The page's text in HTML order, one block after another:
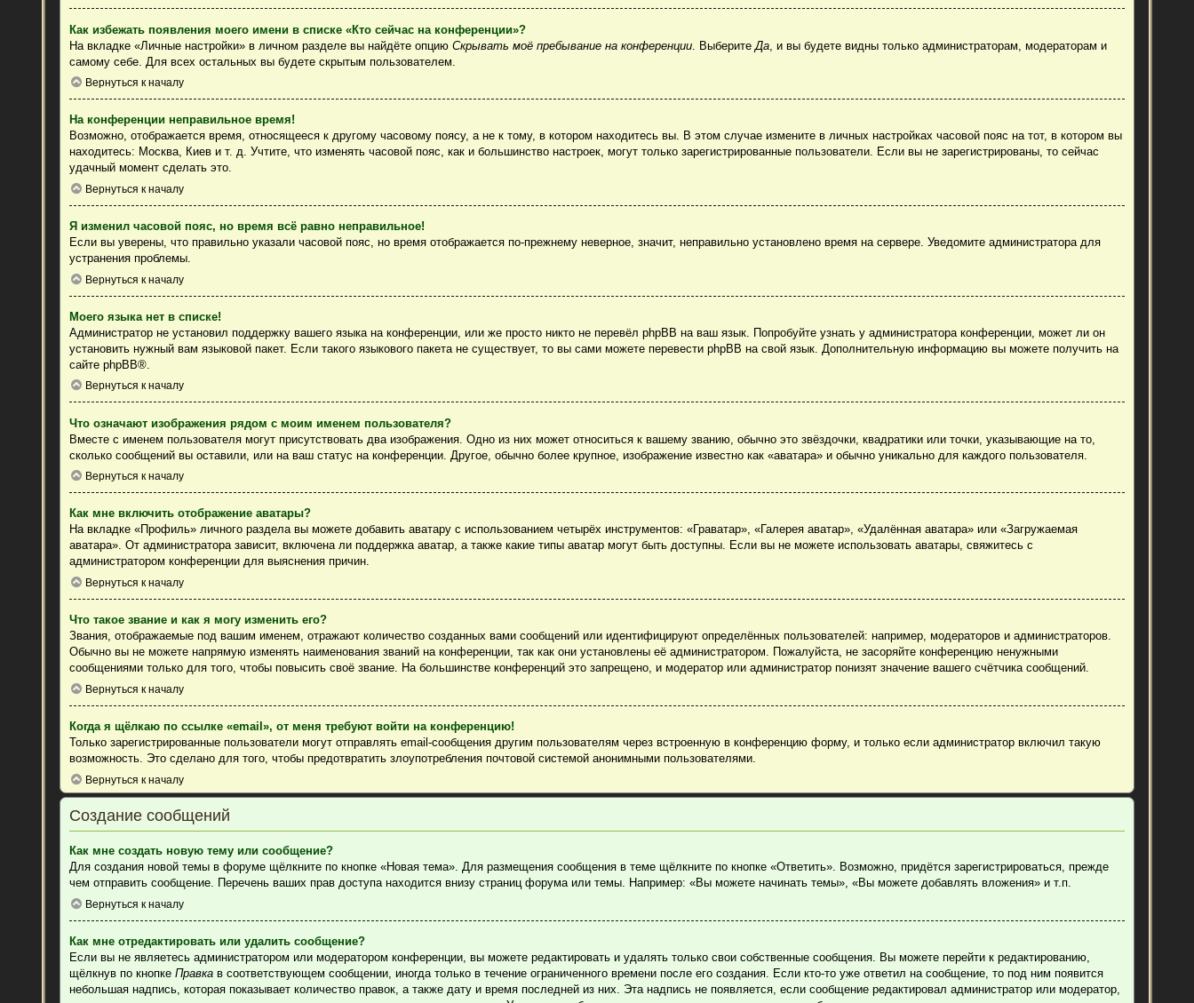
Как избежать появления моего имени в списке «Кто сейчас на конференции»?
На вкладке «Личные настройки» в личном разделе вы найдёте опциюСкрывать моё пребывание на конференции . ВыберитеДа , и вы будете видны только администраторам, модераторам и
самому себе. Для всех остальных вы будете скрытым пользователем.
Вернуться к началу
На конференции неправильное время!
Возможно, отображается время, относящееся к другому часовому поясу, а не к тому, в котором находитесь вы. В этом случае измените в личных настройках часовой пояс на тот, в котором вы
находитесь: Москва, Киев и т. д. Учтите, что изменять часовой пояс, как и большинство настроек, могут только зарегистрированные пользователи. Если вы не зарегистрированы, то сейчас
удачный момент сделать это.
Вернуться к началу
Я изменил часовой пояс, но время всё равно неправильное!
Если вы уверены, что правильно указали часовой пояс, но время отображается по-прежнему неверное, значит, неправильно установлено время на сервере. Уведомите администратора для
устранения проблемы.
Вернуться к началу
Моего языка нет в списке!
Администратор не установил поддержку вашего языка на конференции, или же просто никто не перевёл phpBB на ваш язык. Попробуйте узнать у администратора конференции, может ли он
установить нужный вам языковой пакет. Если такого языкового пакета не существует, то вы сами можете перевести phpBB на свой язык. Дополнительную информацию вы можете получить на
сайтеphpBB®.
Вернуться к началу
Что означают изображения рядом с моим именем пользователя?
Вместе с именем пользователя могут присутствовать два изображения. Одно из них может относиться к вашему званию, обычно это звёздочки, квадратики или точки, указывающие на то,
сколько сообщений вы оставили, или на ваш статус на конференции. Другое, обычно более крупное, изображение известно как «аватара» и обычно уникально для каждого пользователя.
Вернуться к началу
Как мне включить отображение аватары?
На вкладке «Профиль» личного раздела вы можете добавить аватару с использованием четырёх инструментов: «Граватар», «Галерея аватар», «Удалённая аватара» или «Загружаемая
аватара». От администратора зависит, включена ли поддержка аватар, а также какие типы аватар могут быть доступны. Если вы не можете использовать аватары, свяжитесь с
администратором конференции для выяснения причин.
Вернуться к началу
Что такое звание и как я могу изменить его?
Звания, отображаемые под вашим именем, отражают количество созданных вами сообщений или идентифицируют определённых пользователей: например, модераторов и администраторов.
Обычно вы не можете напрямую изменять наименования званий на конференции, так как они установлены её администратором. Пожалуйста, не засоряйте конференцию ненужными
сообщениями только для того, чтобы повысить своё звание. На большинстве конференций это запрещено, и модератор или администратор понизят значение вашего счётчика сообщений.
Вернуться к началу
Когда я щёлкаю по ссылке «email», от меня требуют войти на конференцию!
Только зарегистрированные пользователи могут отправлять email-сообщения другим пользователям через встроенную в конференцию форму, и только если администратор включил такую
возможность. Это сделано для того, чтобы предотвратить злоупотребления почтовой системой анонимными пользователями.
Вернуться к началу
Создание сообщений
Как мне создать новую тему или сообщение?
Для создания новой темы в форуме щёлкните по кнопке «Новая тема». Для размещения сообщения в теме щёлкните по кнопке «Ответить». Возможно, придётся зарегистрироваться, прежде
чем отправить сообщение. Перечень ваших прав доступа находится внизу страниц форума или темы. Например: «Вы можете начинать темы», «Вы можете добавлять вложения» и т.п.
Вернуться к началу
Как мне отредактировать или удалить сообщение?
Если вы не являетесь администратором или модератором конференции, вы можете редактировать и удалять только свои собственные сообщения. Вы можете перейти к редактированию,
щёлкнув по кнопкеПравка в соответствующем сообщении, иногда только в течение ограниченного времени после его создания. Если кто-то уже ответил на сообщение, то под ним появится
небольшая надпись, которая показывает количество правок, а также дату и время последней из них. Эта надпись не появляется, если сообщение редактировал администратор или модератор,